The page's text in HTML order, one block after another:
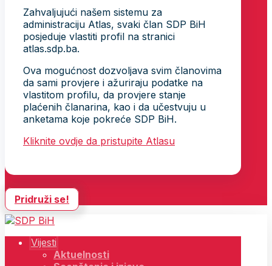
Zahvaljujući našem sistemu za
administraciju Atlas, svaki član SDP BiH
posjeduje vlastiti profil na stranici
atlas.sdp.ba.
Ova mogućnost dozvoljava svim članovima
da sami provjere i ažuriraju podatke na
vlastitom profilu, da provjere stanje
plaćenih članarina, kao i da učestvuju u
anketama koje pokreće SDP BiH.
Kliknite ovdje da pristupite Atlasu
Pridruži se!
Vijesti
Aktuelnosti